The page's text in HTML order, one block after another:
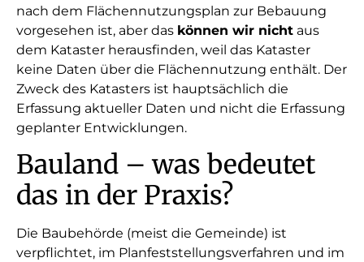
nach dem Flächennutzungsplan zur Bebauung
vorgesehen ist, aber das können wir nicht aus
dem Kataster herausfinden, weil das Kataster
keine Daten über die Flächennutzung enthält. Der
Zweck des Katasters ist hauptsächlich die
Erfassung aktueller Daten und nicht die Erfassung
geplanter Entwicklungen.
Bauland – was bedeutet
das in der Praxis?
Die Baubehörde (meist die Gemeinde) ist
verpflichtet, im Planfeststellungsverfahren und im